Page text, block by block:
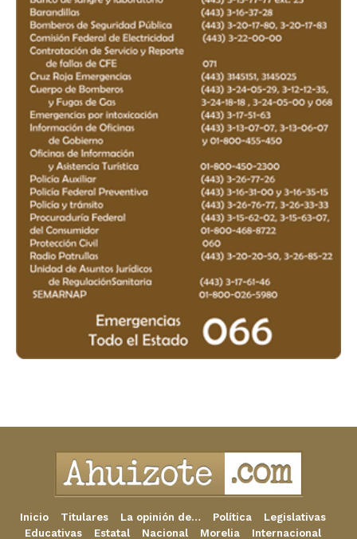
Inicio Titulares La opinión de… Política
Legislativas
Educativas
Estatal Nacional Morelia Internacional